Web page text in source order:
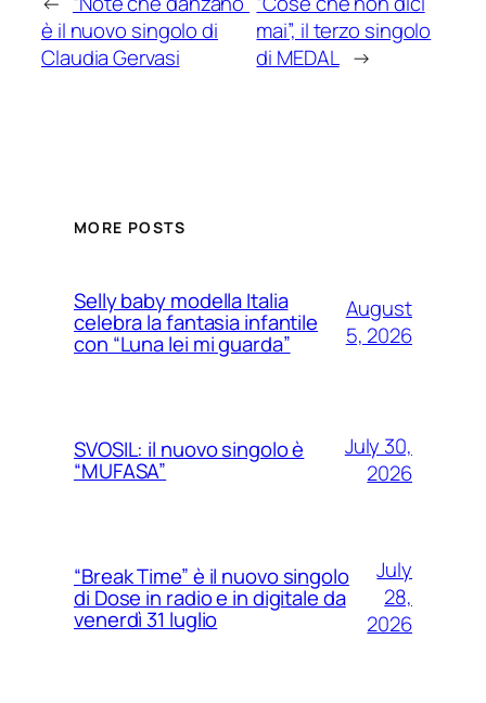
è il nuovo singolo di
Claudia Gervasi
mai”, il terzo singolo
di MEDAL →
MORE POSTS
Selly baby modella Italia
celebra la fantasia infantile
con “Luna lei mi guarda”
August
5, 2026
SVOSIL: il nuovo singolo è
“MUFASA”
July 30,
2026
“Break Time” è il nuovo singolo
di Dose in radio e in digitale da
venerdì 31 luglio
July
28,
2026